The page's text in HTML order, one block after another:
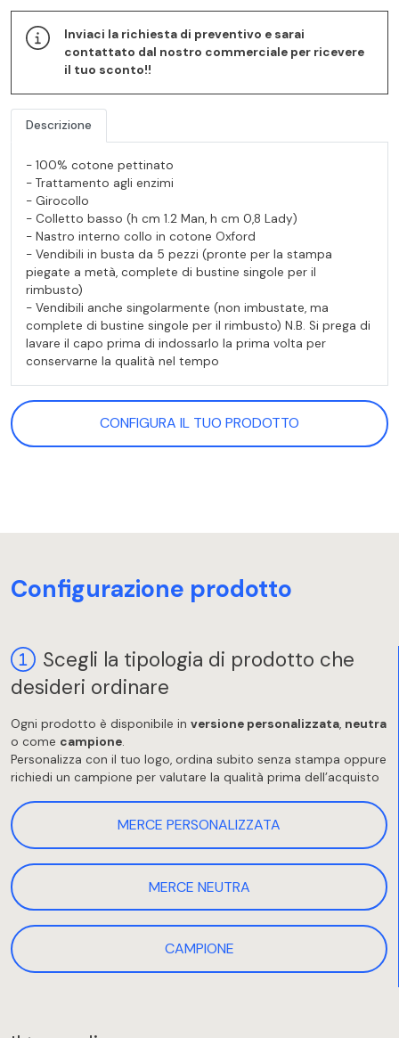
Inviaci la richiesta di preventivo e sarai
contattato dal nostro commerciale per ricevere
il tuo sconto!!
Descrizione
- 100% cotone pettinato
- Trattamento agli enzimi
- Girocollo
- Colletto basso (h cm 1.2 Man, h cm 0,8 Lady)
- Nastro interno collo in cotone Oxford
- Vendibili in busta da 5 pezzi (pronte per la stampa
piegate a metà, complete di bustine singole per il
rimbusto)
- Vendibili anche singolarmente (non imbustate, ma
complete di bustine singole per il rimbusto) N.B. Si prega di
lavare il capo prima di indossarlo la prima volta per
conservarne la qualità nel tempo
CONFIGURA IL TUO PRODOTTO
Configurazione prodotto
Scegli la tipologia di prodotto che
desideri ordinare
Ogni prodotto è disponibile in versione personalizzata, neutra
o come campione.
Personalizza con il tuo logo, ordina subito senza stampa oppure
richiedi un campione per valutare la qualità prima dell’acquisto
MERCE PERSONALIZZATA
MERCE NEUTRA
CAMPIONE